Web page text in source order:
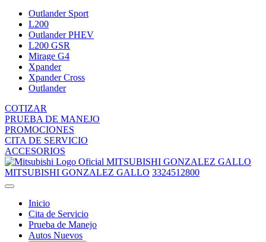
Outlander Sport
L200
Outlander PHEV
L200 GSR
Mirage G4
Xpander
Xpander Cross
Outlander
COTIZAR
PRUEBA DE MANEJO
PROMOCIONES
CITA DE SERVICIO
ACCESORIOS
MITSUBISHI GONZALEZ GALLO
MITSUBISHI GONZALEZ GALLO 3324512800
Inicio
Cita de Servicio
Prueba de Manejo
Autos Nuevos